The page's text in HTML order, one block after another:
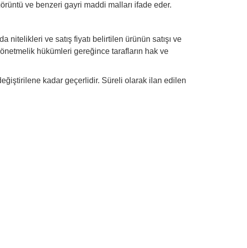
ve benzeri gayri maddi malları ifade eder.
nitelikleri ve satış fiyatı belirtilen ürünün satışı ve
hükümleri gereğince tarafların hak ve
kadar geçerlidir. Süreli olarak ilan edilen